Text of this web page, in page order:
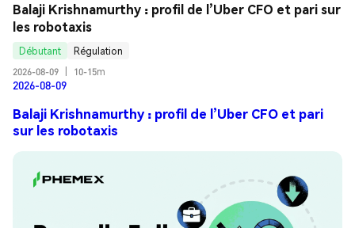
Balaji Krishnamurthy : profil de l’Uber CFO et pari sur
les robotaxis
Débutant
Régulation
2026-08-09
10-15m
2026-08-09
Balaji Krishnamurthy : profil de l’Uber CFO et pari
sur les robotaxis